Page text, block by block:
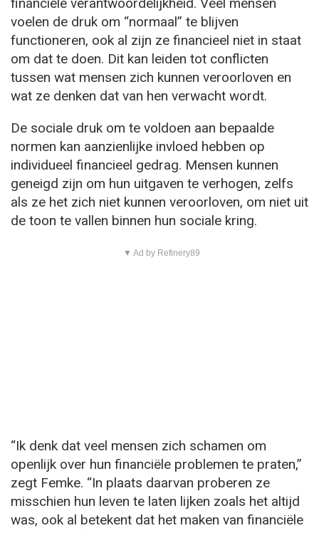
voelen de druk om “normaal” te blijven
functioneren, ook al zijn ze financieel niet in staat
om dat te doen. Dit kan leiden tot conflicten
tussen wat mensen zich kunnen veroorloven en
wat ze denken dat van hen verwacht wordt.
De sociale druk om te voldoen aan bepaalde
normen kan aanzienlijke invloed hebben op
individueel financieel gedrag. Mensen kunnen
geneigd zijn om hun uitgaven te verhogen, zelfs
als ze het zich niet kunnen veroorloven, om niet uit
de toon te vallen binnen hun sociale kring.
▼ Ad by Refinery89
“Ik denk dat veel mensen zich schamen om
openlijk over hun financiële problemen te praten,”
zegt Femke. “In plaats daarvan proberen ze
misschien hun leven te laten lijken zoals het altijd
was, ook al betekent dat het maken van financiële